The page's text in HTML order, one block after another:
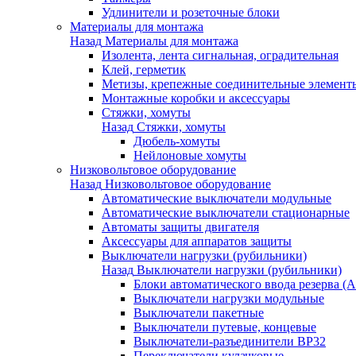
Удлинители и розеточные блоки
Материалы для монтажа
Назад Материалы для монтажа
Изолента, лента сигнальная, оградительная
Клей, герметик
Метизы, крепежные соединительные
Монтажные коробки и аксессуары
Стяжки, хомуты
Назад Стяжки, хомуты
Дюбель-хомуты
Нейлоновые хомуты
Низковольтовое оборудование
Назад Низковольтовое оборудование
Автоматические выключатели модульные
Автоматические выключатели стационарные
Автоматы защиты двигателя
Аксессуары для аппаратов защиты
Выключатели нагрузки (рубильники)
Назад Выключатели нагрузки (рубильники)
Блоки автоматического ввода резерва
Выключатели нагрузки модульные
Выключатели пакетные
Выключатели путевые, концевые
Выключатели-разъединители ВР32